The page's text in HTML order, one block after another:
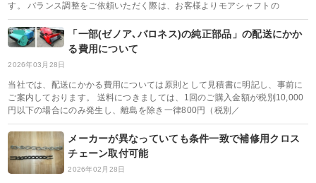
す。 バランス調整をご依頼いただく際は、お客様よりモアシャフトの
「一部(ゼノア､バロネス)の純正部品」の配送にかか
る費用について
2026年03月28日
当社では、配送にかかる費用については原則として見積書に明記し、事前に
ご案内しております。 送料につきましては、1回のご購入金額が税別10,000
円以下の場合にのみ発生し、離島を除き一律800円（税別／
メーカーが異なっていても条件一致で補修用クロス
チェーン取付可能
2026年02月28日